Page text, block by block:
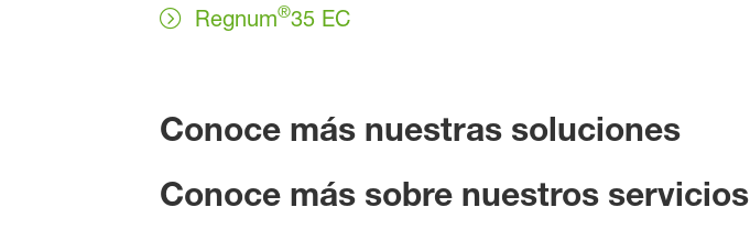
Regnum®35 EC
Conoce más nuestras soluciones
Conoce más sobre nuestros servicios